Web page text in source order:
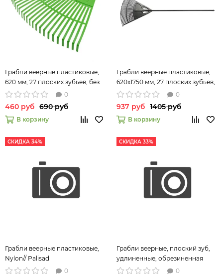
Грабли веерные пластиковые,
620 мм, 27 плоских зубьев, без
черенка, Россия Palisad 61709
0
460 руб 690 руб
В корзину
Грабли веерные пластиковые,
620х1750 мм, 27 плоских зубьев,
алюминиевый черенок, Россия
Palisad 61806
0
937 руб 1405 руб
В корзину
СКИДКА 34%
Грабли веерные пластиковые,
Nylon// Palisad
0
СКИДКА 33%
Грабли веерные, плоский зуб,
удлиненные, обрезиненная
рукоятка// Palisad 0